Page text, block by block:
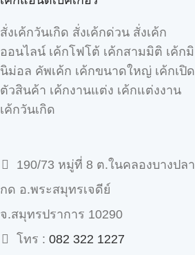
สั่งเค้กวันเกิด สั่งเค้กด่วน สั่งเค้ก
ออนไลน์ เค้กโฟโต้ เค้กสามมิติ เค้กมิ
นิม่อล คัพเค้ก เค้กขนาดใหญ่ เค้กเปิด
ตัวสินค้า เค้กงานแต่ง เค้กแต่งงาน
เค้กวันเกิด
190/73 หมู่ที่ 8 ต.ในคลองบางปลา
กด อ.พระสมุทรเจดีย์
จ.สมุทรปราการ 10290
โทร : 082 322 1227